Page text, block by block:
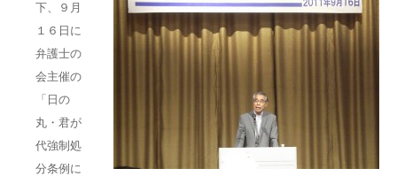
下、９月
１６日に
弁護士の
会主催の
「日の
丸・君が
代強制処
分条例に